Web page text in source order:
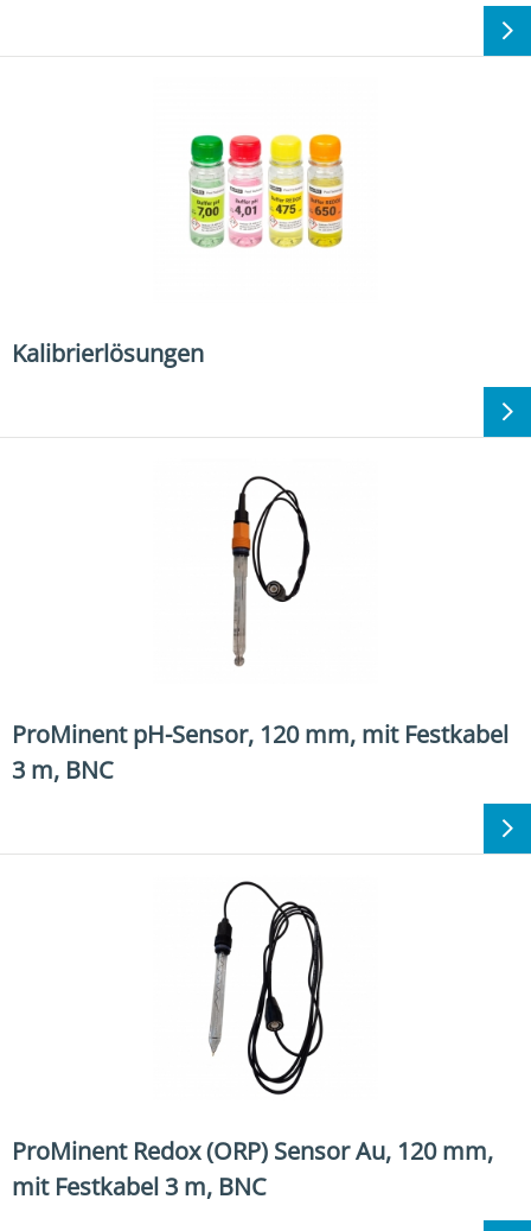
Kalibrierlösungen
​​ProMinent pH-Sensor, 120 mm, mit Festkabel
3 m, BNC​
​​ProMinent Redox (ORP) Sensor Au, 120 mm,
mit Festkabel 3 m, BNC​